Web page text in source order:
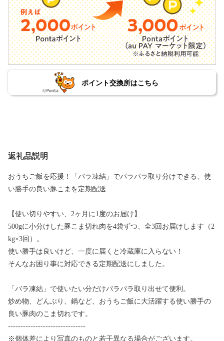
ポイント交換所はこちら
返礼品説明
おうちご飯を応援！「バラ凍結」でパラパラ取り分けできる、使
い勝手の良い豚こまを定期配送
【使い切りやすい、2ヶ月に1度のお届け】
500gに小分けした豚こま切れ肉を4袋ずつ、全3回お届けします（2
kg×3回）。
使い勝手は良いけど、一度に届くと冷蔵庫に入らない！
そんなお困り事に対応できる定期配送にしました。
「バラ凍結」で使いたい分だけパラパラ取り出せて便利。
炒め物、どんぶり、鍋など、おうちご飯に大活躍する使い勝手の
良い豚肉のこま切れです。
-------------------------------
※個体差により写真のものと若干異なる場合がございます。